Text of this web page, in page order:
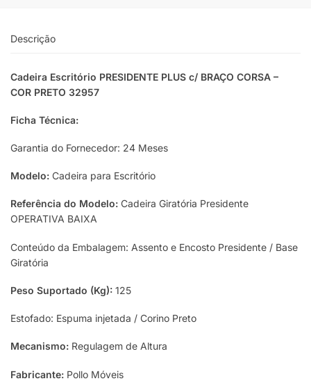
Descrição
Cadeira Escritório PRESIDENTE PLUS c/ BRAÇO CORSA –
COR PRETO 32957
Ficha Técnica:
Garantia do Fornecedor: 24 Meses
Modelo: Cadeira para Escritório
Referência do Modelo: Cadeira Giratória Presidente
OPERATIVA BAIXA
Conteúdo da Embalagem: Assento e Encosto Presidente / Base
Giratória
Peso Suportado (Kg): 125
Estofado: Espuma injetada / Corino Preto
Mecanismo: Regulagem de Altura
Fabricante: Pollo Móveis